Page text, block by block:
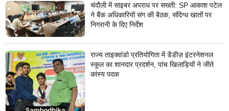
चंदौली में साइबर अपराध पर सख्ती: SP आकाश पटेल
ने बैंक अधिकारियों संग की बैठक, संदिग्ध खातों पर
निगरानी के दिए निर्देश
राज्य ताइक्वांडो प्रतियोगिता में डैडीज़ इंटरनेशनल
स्कूल का शानदार प्रदर्शन, पांच खिलाड़ियों ने जीते
कांस्य पदक